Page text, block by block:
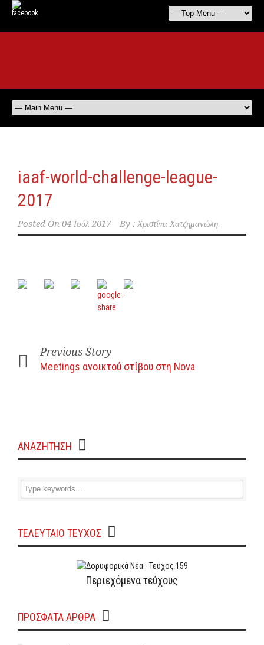
iaaf-world-challenge-league-
2017
Posted On 04 Ιούλ 2017 By : Χριστίνα Χατζημανώλη
Previous Story
Meetings ανοικτού στίβου στη Nova
ΑΝΑΖΗΤΗΣΗ
ΤΕΛΕΥΤΑΙΟ ΤΕΥΧΟΣ
Περιεχόμενα τεύχους
ΠΡΌΣΦΑΤΑ ΆΡΘΡΑ